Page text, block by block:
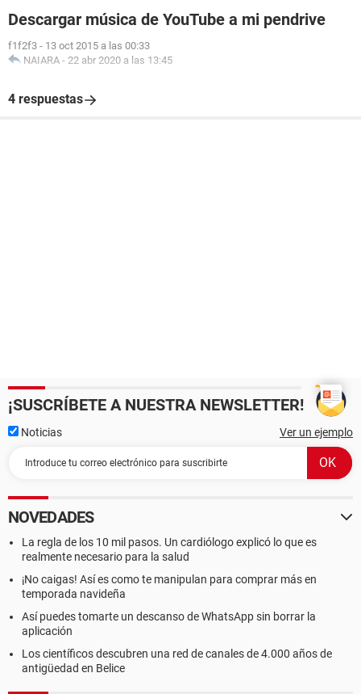
Descargar música de YouTube a mi pendrive
f1f2f3 - 13 oct 2015 a las 00:33
NAIARA - 22 abr 2020 a las 13:45
4 respuestas
¡SUSCRÍBETE A NUESTRA NEWSLETTER!
Noticias Ver un ejemplo
NOVEDADES
La regla de los 10 mil pasos. Un cardiólogo explicó lo que es
realmente necesario para la salud
¡No caigas! Así es como te manipulan para comprar más en
temporada navideña
Así puedes tomarte un descanso de WhatsApp sin borrar la
aplicación
Los científicos descubren una red de canales de 4.000 años de
antigüedad en Belice